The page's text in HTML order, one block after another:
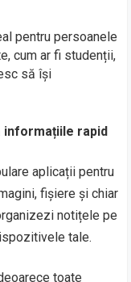
pentru persoanele
cum ar fi studenții,
să își
informațiile rapid
aplicații pentru
fișiere și chiar
notițele pe
tale.
toate